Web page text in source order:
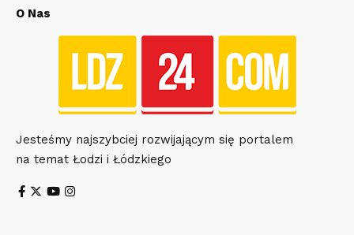
O Nas
Jesteśmy najszybciej rozwijającym się portalem
na temat Łodzi i Łódzkiego